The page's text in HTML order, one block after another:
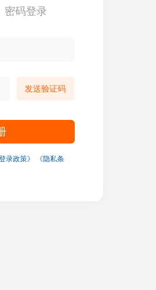
密码登录
发送验证码
登录政策》
《隐私条